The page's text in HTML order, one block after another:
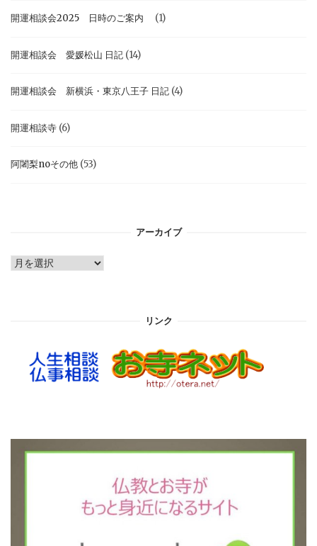
開運相談会2025 日時のご案内 (1)
開運相談会 愛媛松山 日記 (14)
開運相談会 新横浜・東京八王子 日記 (4)
開運相談寺 (6)
阿闍梨noその他 (53)
アーカイブ
ア
リンク